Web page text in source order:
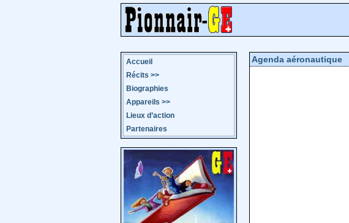
Accueil
Récits >>
Biographies
Appareils >>
Lieux d’action
Partenaires
Agenda aéronautique